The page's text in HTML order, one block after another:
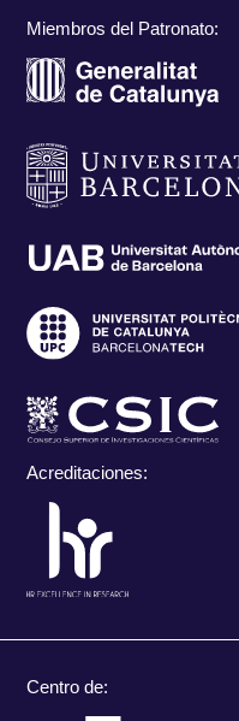
Miembros del Patronato:
Acreditaciones:
Centro de: